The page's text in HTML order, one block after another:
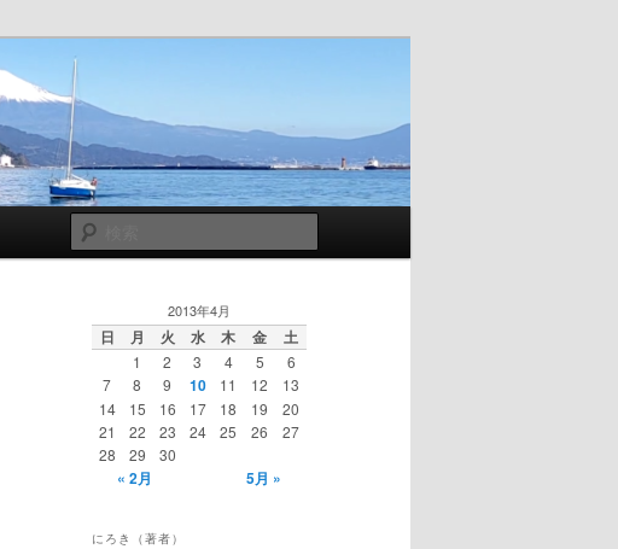
索
2013年4月
日 月 火 水 木 金 土
1 2 3 4 5
6
7
8 9 10 11 12
13
14
15 16 17 18 19
20
21
22 23 24 25 26
27
28
29 30
« 2月 5月 »
にろき（著者）